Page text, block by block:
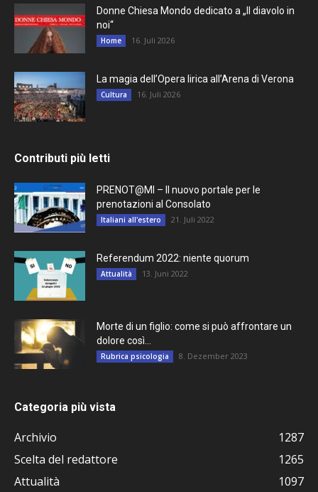
Donne Chiesa Mondo dedicato a „Il diavolo in
noi“
Home 16. Juli 2026
La magia dell’Opera lirica all’Arena di Verona
Cultura 16. Juli 2026
Contributi più letti
PRENOT@MI – Il nuovo portale per le
prenotazioni al Consolato
Italiani all'estero 21. Juli 2022
Referendum 2022: niente quorum
Attualità 13. Juni 2022
Morte di un figlio: come si può affrontare un
dolore così...
Rubrica psicologia 8. Dezember 2023
Categoria più vista
Archivio
1287
Scelta del redattore
1265
Attualità
1097